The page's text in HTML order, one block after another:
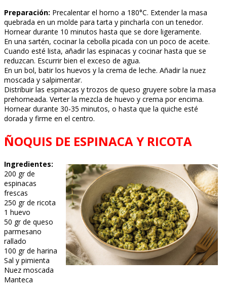
Preparación: Precalentar el horno a 180°C. Extender la masa
quebrada en un molde para tarta y pincharla con un tenedor.
Hornear durante 10 minutos hasta que se dore ligeramente.
En una sartén, cocinar la cebolla picada con un poco de aceite.
Cuando esté lista, añadir las espinacas y cocinar hasta que se
reduzcan. Escurrir bien el exceso de agua.
En un bol, batir los huevos y la crema de leche. Añadir la nuez
moscada y salpimentar.
Distribuir las espinacas y trozos de queso gruyere sobre la masa
prehorneada. Verter la mezcla de huevo y crema por encima.
Hornear durante 30-35 minutos, o hasta que la quiche esté
dorada y firme en el centro.
ÑOQUIS DE ESPINACA Y RICOTA
Ingredientes:
200 gr de
espinacas
frescas
250 gr de ricota
1 huevo
50 gr de queso
parmesano
rallado
100 gr de harina
Sal y pimienta
Nuez moscada
Manteca